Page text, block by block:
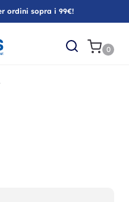
ordini sopra i 99€!
0